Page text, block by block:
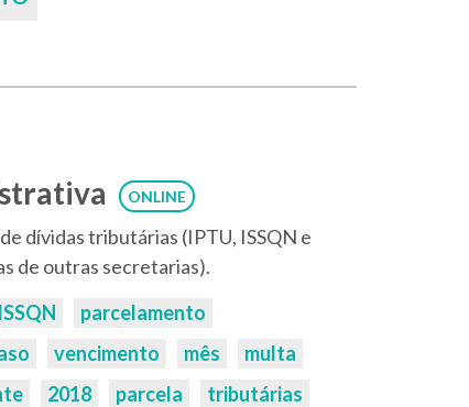
ONLINE
dívidas tributárias (IPTU, ISSQN e
de outras secretarias).
ISSQN
parcelamento
vencimento mês
multa
2018 parcela
tributárias